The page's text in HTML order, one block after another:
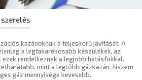
kazánoknak a teljeskörű javítását. A
a legtakarékosabb készülékek, az
rendelkeznek a legjobb hatásfokkal.
mint a legtöbb gázkazán, hiszem
gáz mennyisége kevesebb.